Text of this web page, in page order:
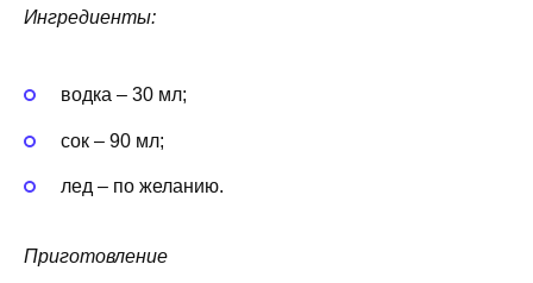
Ингредиенты:
водка – 30 мл;
сок – 90 мл;
лед – по желанию.
Приготовление